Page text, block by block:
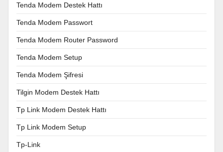
Tenda Modem Destek Hattı
Tenda Modem Passwort
Tenda Modem Router Password
Tenda Modem Setup
Tenda Modem Şifresi
Tilgin Modem Destek Hattı
Tp Link Modem Destek Hattı
Tp Link Modem Setup
Tp-Link